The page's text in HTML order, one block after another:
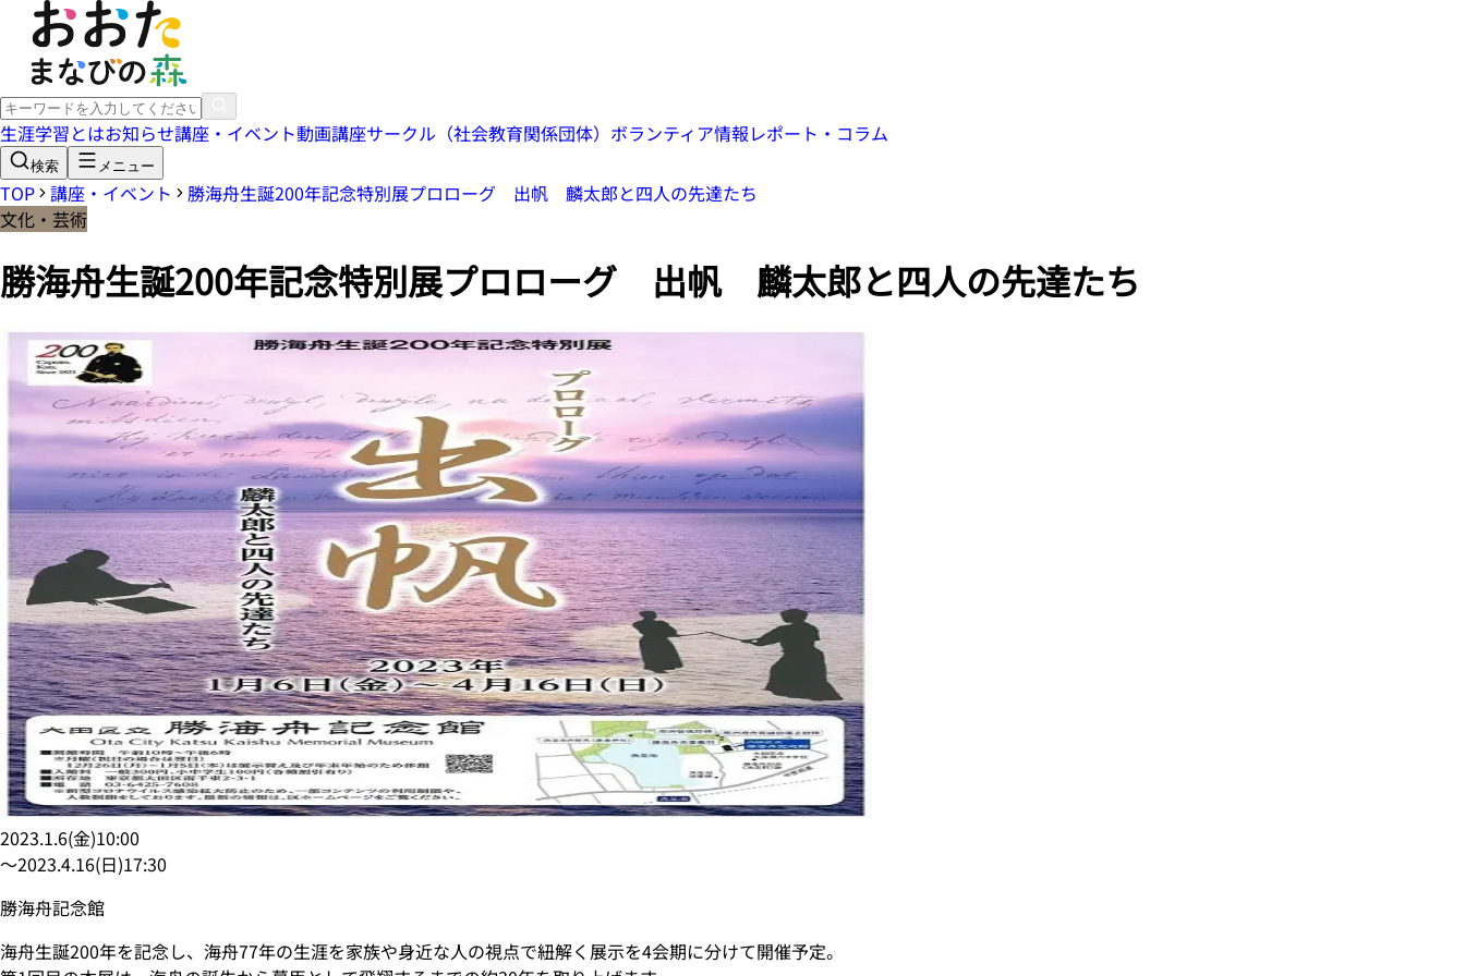
生涯学習とはお知らせ講座・イベント動画講座サークル（社会教育関係団体） ボランティア情報レポート・コラム
検索 メニュー
TOP 講座・イベント
勝海舟生誕200年記念特別展プロローグ 出帆 麟太郎と四人の先達たち
文化・芸術
勝海舟生誕200年記念特別展プロローグ 出帆 麟太郎と四人の先達たち
2023.1.6(金)10:00
〜2023.4.16(日)17:30
勝海舟記念館
海舟生誕200年を記念し、海舟77年の生涯を家族や身近な人の視点で紐解く展示を4会期に分けて開催予定。